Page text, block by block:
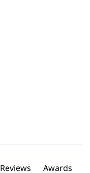
Reviews Awards